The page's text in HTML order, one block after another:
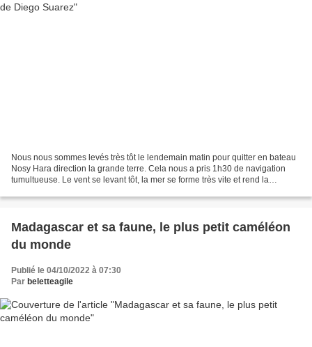
Nous nous sommes levés très tôt le lendemain matin pour quitter en bateau
Nosy Hara direction la grande terre. Cela nous a pris 1h30 de navigation
tumultueuse. Le vent se levant tôt, la mer se forme très vite et rend la
Madagascar et sa faune, le plus petit caméléon
du monde
Publié le 04/10/2022 à 07:30
Par beletteagile